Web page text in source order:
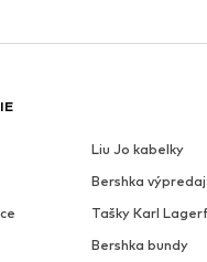
Liu Jo kabelky
Bershka výpredaj
Tašky Karl
Bershka bundy